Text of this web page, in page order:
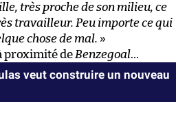
très proche de son milieu, ce
travailleur. Peu importe ce qui
chose de mal. »
proximité de Benzegoal…
veut construire un nouveau